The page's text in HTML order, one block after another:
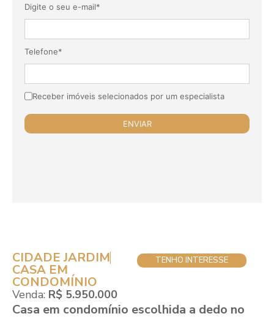
Digite o seu e-mail*
Telefone*
Receber imóveis selecionados por um especialista
CIDADE JARDIM
CASA EM
CONDOMÍNIO
Venda: R$ 5.950.000
TENHO INTERESSE
Casa em condomínio escolhida a dedo no